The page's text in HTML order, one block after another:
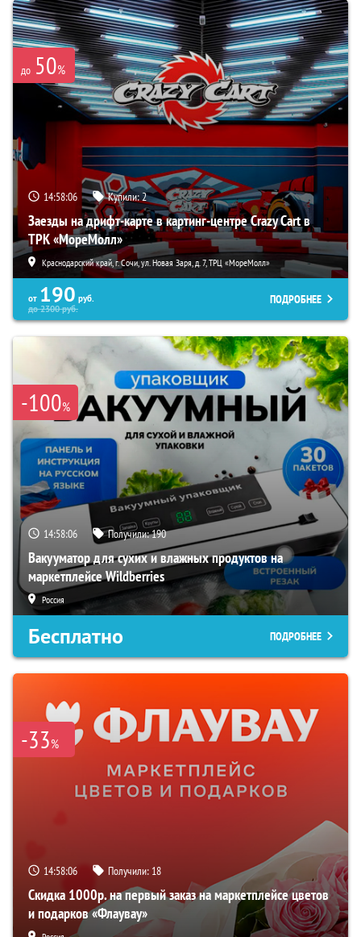
до 50%
14:58:05 Купили:2
Заезды на дрифт-карте в картинг-центре Crazy Cart в
ТРК «МореМолл»
Краснодарский край, г. Сочи, ул. Новая Заря, д. 7, ТРЦ «МореМолл»
от 190 руб.
до2300руб.
ПОДРОБНЕЕ
-100%
14:58:05 Получили:190
Вакууматор для сухих и влажных продуктов на
маркетплейсе Wildberries
Россия
Бесплатно ПОДРОБНЕЕ
-33%
14:58:05 Получили: 18
Скидка 1000р. на первый заказ на маркетплейсе цветов
и подарков «Флаувау»